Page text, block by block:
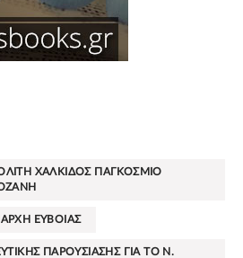
ΧΑΛΚΙΔΟΣ ΠΑΓΚΟΣΜΙΟ
ΕΥΒΟΙΑΣ
ΠΑΡΟΥΣΙΑΣΗΣ ΓΙΑ ΤΟ Ν.